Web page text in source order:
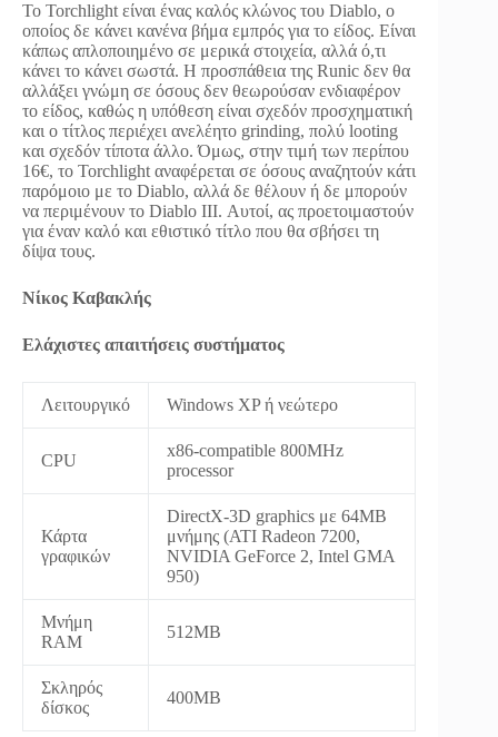
Το Torchlight είναι ένας καλός κλώνος του Diablo, ο
οποίος δε κάνει κανένα βήμα εμπρός για το είδος. Είναι
κάπως απλοποιημένο σε μερικά στοιχεία, αλλά ό,τι
κάνει το κάνει σωστά. Η προσπάθεια της Runic δεν θα
αλλάξει γνώμη σε όσους δεν θεωρούσαν ενδιαφέρον
το είδος, καθώς η υπόθεση είναι σχεδόν προσχηματική
και ο τίτλος περιέχει ανελέητο grinding, πολύ looting
και σχεδόν τίποτα άλλο. Όμως, στην τιμή των περίπου
16€, το Torchlight αναφέρεται σε όσους αναζητούν κάτι
παρόμοιο με το Diablo, αλλά δε θέλουν ή δε μπορούν
να περιμένουν το Diablo III. Αυτοί, ας προετοιμαστούν
για έναν καλό και εθιστικό τίτλο που θα σβήσει τη
δίψα τους.
Νίκος Καβακλής
Ελάχιστες απαιτήσεις συστήματος
Λειτουργικό Windows XP ή νεώτερο
CPU
x86-compatible 800MHz
processor
Κάρτα
γραφικών
DirectX-3D graphics με 64MB
μνήμης (ATI Radeon 7200,
NVIDIA GeForce 2, Intel GMA
950)
Μνήμη
RAM
512MB
Σκληρός
δίσκος
400MB